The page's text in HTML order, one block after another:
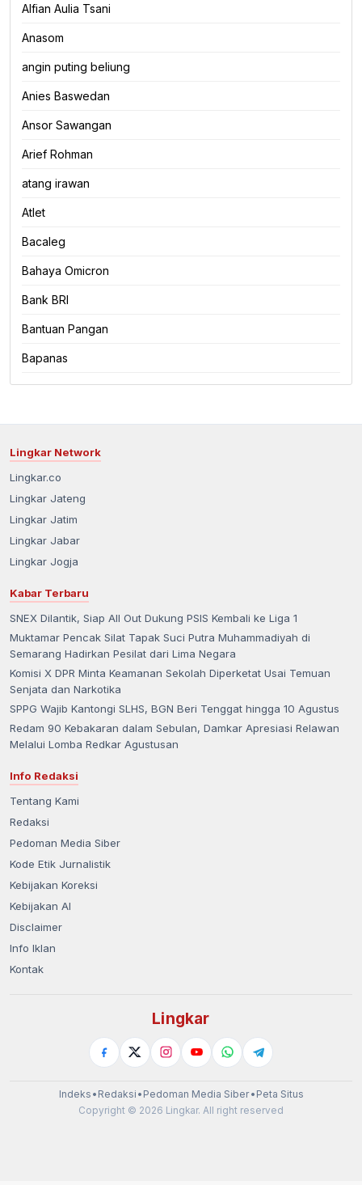
Alfian Aulia Tsani
Anasom
angin puting beliung
Anies Baswedan
Ansor Sawangan
Arief Rohman
atang irawan
Atlet
Bacaleg
Bahaya Omicron
Bank BRI
Bantuan Pangan
Bapanas
Lingkar Network
Lingkar.co
Lingkar Jateng
Lingkar Jatim
Lingkar Jabar
Lingkar Jogja
Kabar Terbaru
SNEX Dilantik, Siap All Out Dukung PSIS Kembali ke Liga 1
Muktamar Pencak Silat Tapak Suci Putra Muhammadiyah di
Semarang Hadirkan Pesilat dari Lima Negara
Komisi X DPR Minta Keamanan Sekolah Diperketat Usai Temuan
Senjata dan Narkotika
SPPG Wajib Kantongi SLHS, BGN Beri Tenggat hingga 10 Agustus
Redam 90 Kebakaran dalam Sebulan, Damkar Apresiasi Relawan
Melalui Lomba Redkar Agustusan
Info Redaksi
Tentang Kami
Redaksi
Pedoman Media Siber
Kode Etik Jurnalistik
Kebijakan Koreksi
Kebijakan AI
Disclaimer
Info Iklan
Kontak
Lingkar
Indeks • Redaksi • Pedoman Media Siber• Peta Situs
Copyright © 2026 Lingkar. All right reserved